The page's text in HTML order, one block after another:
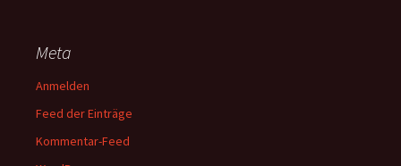
Meta
Anmelden
Feed der Einträge
Kommentar-Feed